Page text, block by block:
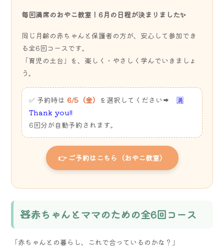
毎回満席のおやこ教室！6月の日程が決まりました✨
同じ月齢の赤ちゃんと保護者の方が、安心して参加でき
る全6回コースです。
「育児の土台」を、楽しく・やさしく学んでいきましょ
う。
✅ 予約時は 6/5（金） を選択してください➡
🈵
Thank you!!
6回分が自動予約されます。
👉 ご予約はこちら（おやこ教室）
🧸赤ちゃんとママのための全6回コース
「赤ちゃんとの暮らし、これで合っているのかな？」